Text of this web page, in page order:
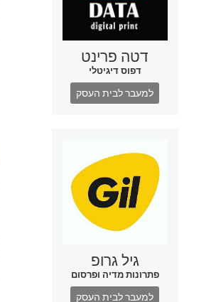
דטה פרינט
דפוס דיגיטלי
למעבר לבית העסק
גיל גרופ
פתרונות מדיה ופרסום
למעבר לבית העסק